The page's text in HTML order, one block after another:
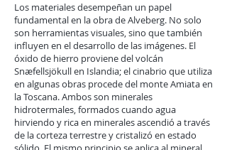
Los materiales desempeñan un papel
fundamental en la obra de Alveberg. No solo
son herramientas visuales, sino que también
influyen en el desarrollo de las imágenes. El
óxido de hierro proviene del volcán
Snæfellsjökull en Islandia; el cinabrio que utiliza
en algunas obras procede del monte Amiata en
la Toscana. Ambos son minerales
hidrotermales, formados cuando agua
hirviendo y rica en minerales ascendió a través
de la corteza terrestre y cristalizó en estado